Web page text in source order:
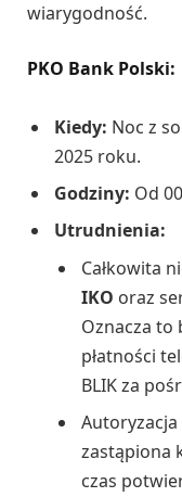
wiarygodność.
PKO Bank Polski:
Kiedy: Noc z
2025 roku.
Godziny: Od
Utrudnienia:
Całkowita
IKO oraz
Oznacza to
płatności
BLIK za
zastąpiona
czas